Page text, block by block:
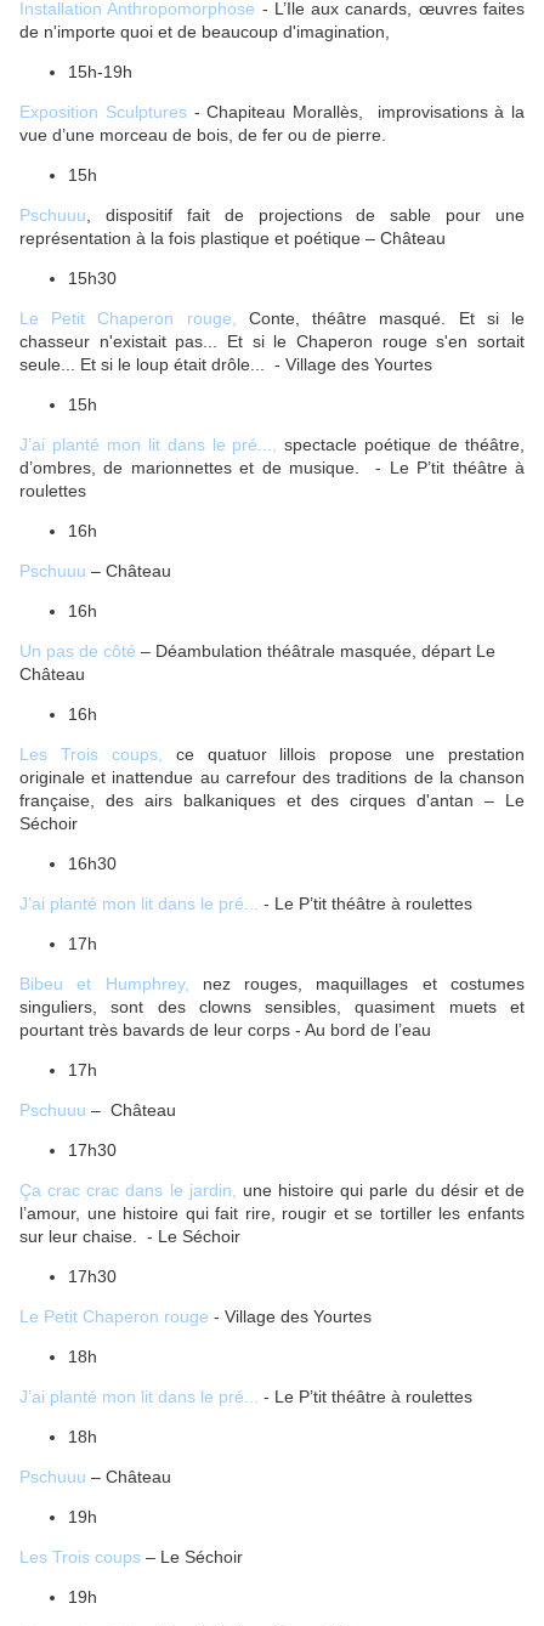
Installation Anthropomorphose - L’Ile aux canards, œuvres faites
de n'importe quoi et de beaucoup d'imagination,
15h-19h
Exposition Sculptures- Chapiteau Morallès, improvisations à la
vue d’une morceau de bois, de fer ou de pierre.
15h
Pschuuu , dispositif fait de projections de sable pour une
représentation à la fois plastique et poétique – Château
15h30
Le Petit Chaperon rouge, Conte, théâtre masqué. Et si le
chasseur n'existait pas... Et si le Chaperon rouge s'en sortait
seule... Et si le loup était drôle... - Village des Yourtes
15h
J’ai planté mon lit dans le pré...,spectacle poétique de théâtre,
d’ombres, de marionnettes et de musique. - Le P’tit théâtre à
roulettes
16h
Pschuuu – Château
16h
Un pas de côté – Déambulation théâtrale masquée, départ Le
Château
16h
Les Trois coups,
ce quatuor lillois propose une prestation
originale et inattendue au carrefour des traditions de la chanson
française, des airs balkaniques et des cirques d'antan – Le
Séchoir
16h30
J’ai planté mon lit dans le pré... - Le P’tit théâtre à roulettes
17h
Bibeu et Humphrey,
nez rouges, maquillages et costumes
singuliers, sont des clowns sensibles, quasiment muets et
pourtant très bavards de leur corps - Au bord de l’eau
17h
Pschuuu – Château
17h30
Ça crac crac dans le jardin,
une histoire qui parle du désir et de
l’amour, une histoire qui fait rire, rougir et se tortiller les enfants
sur leur chaise. - Le Séchoir
17h30
Le Petit Chaperon rouge - Village des Yourtes
18h
J’ai planté mon lit dans le pré... - Le P’tit théâtre à roulettes
18h
Pschuuu – Château
19h
Les Trois coups – Le Séchoir
19h